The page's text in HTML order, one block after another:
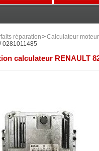
réparation >Calculateur moteur
0281011485
calculateur RENAULT